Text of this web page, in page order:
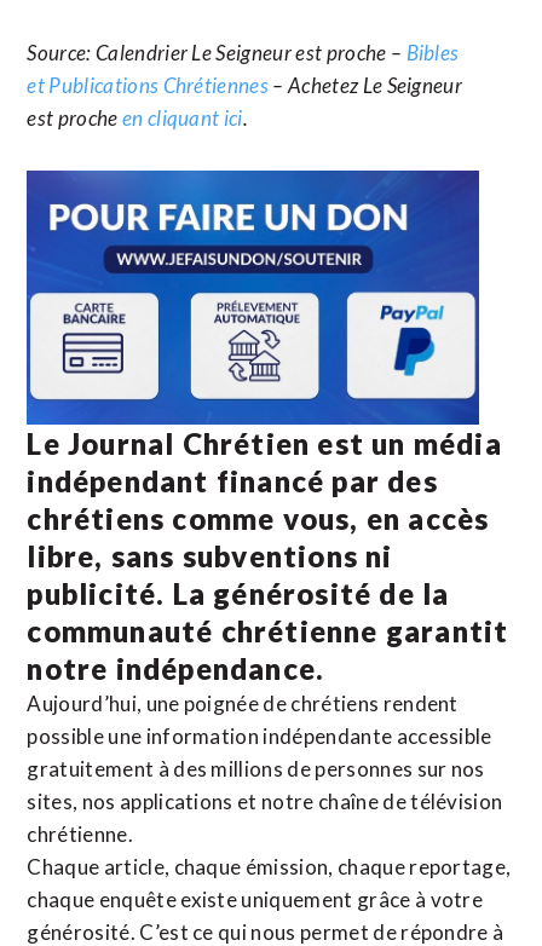
Source: Calendrier Le Seigneur est proche – Bibles
et Publications Chrétiennes– Achetez Le Seigneur
est procheen cliquant ici.
Le Journal Chrétien est un média
indépendant financé par des
chrétiens comme vous, en accès
libre, sans subventions ni
publicité. La générosité de la
communauté chrétienne garantit
notre indépendance.
Aujourd’hui, une poignée de chrétiens rendent
possible une information indépendante accessible
gratuitement à des millions de personnes sur nos
sites, nos applications et notre chaîne de télévision
chrétienne.
Chaque article, chaque émission, chaque reportage,
chaque enquête existe uniquement grâce à votre
générosité. C’est ce qui nous permet de répondre à